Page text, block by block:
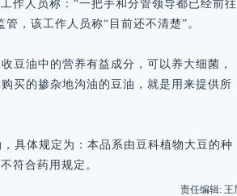
作人员称：“一把手和分管领导都已经前往
，该工作人员称“目前还不清楚”。
豆油中的营养有益成分，可以养大细菌，
买的掺杂地沟油的豆油，就是用来提供所
具体规定为：本品系由豆科植物大豆的种
符合药用规定。
责任编辑: 王